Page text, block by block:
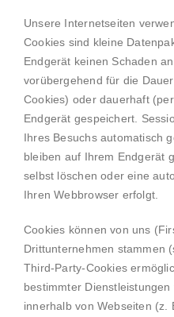
Unsere Internetseiten
Cookies sind kleine
Endgerät keinen Schaden
vorübergehend für die
Cookies) oder dauerhaft
Endgerät gespeichert.
Ihres Besuchs automatisch
bleiben auf Ihrem Endgerät
selbst löschen oder eine
Ihren Webbrowser erfolgt.
Cookies können von uns
Drittunternehmen stammen
Third-Party-Cookies
bestimmter
innerhalb von Webseiten (z.